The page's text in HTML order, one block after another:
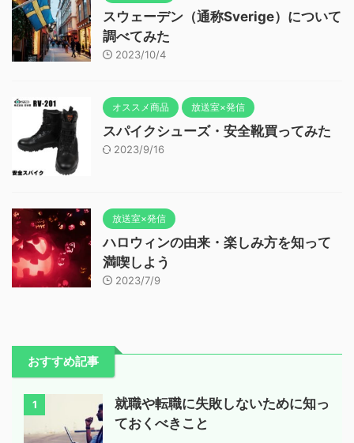
スウェーデン（通称Sverige）について
調べてみた
2023/10/4
オススメ商品 放送室×発信
スパイクシューズ・安全靴買ってみた
2023/9/16
放送室×発信
ハロウィンの由来・楽しみ方を知って
満喫しよう
2023/7/9
おすすめ記事
1
就職や転職に失敗しないために知っ
ておくべきこと